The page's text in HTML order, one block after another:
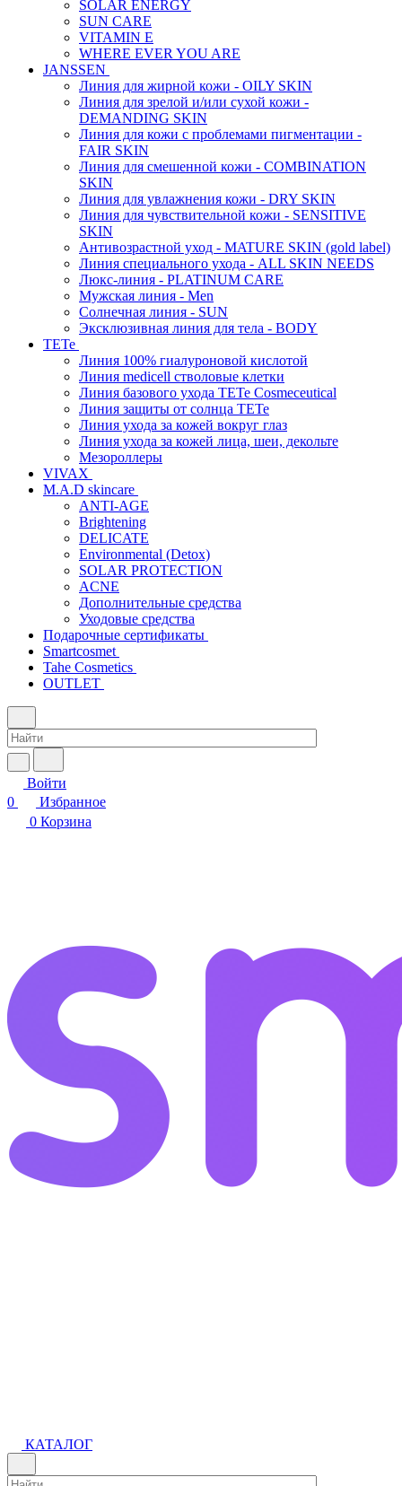
SOLAR ENERGY
SUN CARE
VITAMIN E
WHERE EVER YOU ARE
JANSSEN
Линия для жирной кожи - OILY SKIN
Линия для зрелой и/или сухой кожи -
DEMANDING SKIN
Линия для кожи с проблемами пигментации -
FAIR SKIN
Линия для смешенной кожи - COMBINATION
SKIN
Линия для увлажнения кожи - DRY SKIN
Линия для чувствительной кожи - SENSITIVE
SKIN
Антивозрастной уход - MATURE SKIN (gold label)
Линия специального ухода - ALL SKIN NEEDS
Люкс-линия - PLATINUM CARE
Мужская линия - Men
Солнечная линия - SUN
Эксклюзивная линия для тела - BODY
TETe
Линия 100% гиалуроновой кислотой
Линия medicell стволовые клетки
Линия базового ухода TETe Cosmeceutical
Линия защиты от солнца TETe
Линия ухода за кожей вокруг глаз
Линия ухода за кожей лица, шеи, декольте
Мезороллеры
VIVAX
M.A.D skincare
ANTI-AGE
Brightening
DELICATE
Environmental (Detox)
SOLAR PROTECTION
АCNE
Дополнительные средства
Уходовые средства
Подарочные сертификаты
Smartcosmet
Tahe Cosmetics
OUTLET
Войти
0
Избранное
0 Корзина
КАТАЛОГ